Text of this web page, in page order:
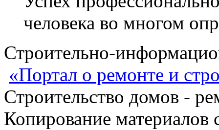
человека во многом
Строительно-
«Портал о ремонте и
Строительство домов -
Копирование материалов